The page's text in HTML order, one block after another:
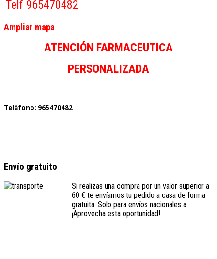
Telf 965470482
Ampliar mapa
ATENCIÓN FARMACEUTICA
PERSONALIZADA
Teléfono: 965470482
Envío gratuito
Si realizas una compra por un valor superior a
60 € te envíamos tu pedido a casa de forma
gratuita. Solo para envíos nacionales a.
¡Aprovecha esta oportunidad!